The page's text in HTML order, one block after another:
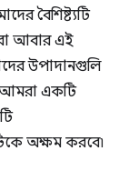
বৈশিষ্ট্যটি
আবার এই
উপাদানগুলি
আমরা একটি
অক্ষম করবে৷